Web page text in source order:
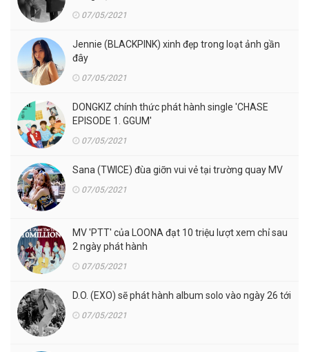
07/05/2021
Jennie (BLACKPINK) xinh đẹp trong loạt ảnh gần
đây
07/05/2021
DONGKIZ chính thức phát hành single 'CHASE
EPISODE 1. GGUM'
07/05/2021
Sana (TWICE) đùa giỡn vui vẻ tại trường quay MV
07/05/2021
MV 'PTT' của LOONA đạt 10 triệu lượt xem chỉ sau
2 ngày phát hành
07/05/2021
D.O. (EXO) sẽ phát hành album solo vào ngày 26 tới
07/05/2021